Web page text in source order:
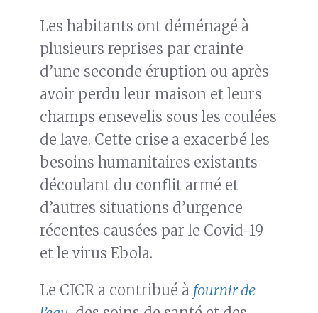
Les habitants ont déménagé à
plusieurs reprises par crainte
d’une seconde éruption ou après
avoir perdu leur maison et leurs
champs ensevelis sous les coulées
de lave. Cette crise a exacerbé les
besoins humanitaires existants
découlant du conflit armé et
d’autres situations d’urgence
récentes causées par le Covid-19
et le virus Ebola.
Le CICR a contribué à fournir de